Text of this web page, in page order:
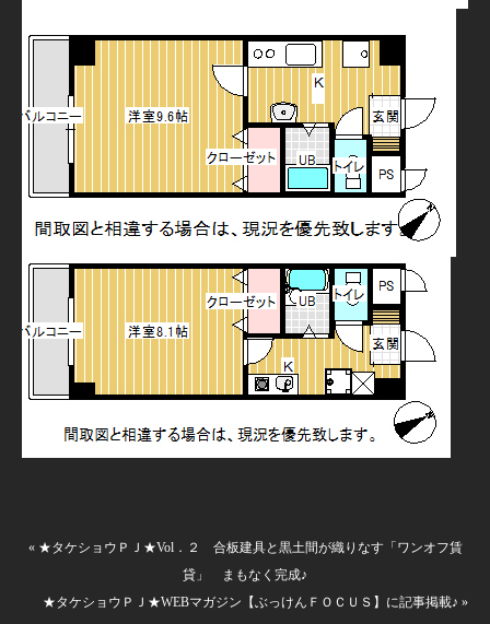
« ★タケショウＰＪ★Vol．２ 合板建具と黒土間が織りなす「ワンオフ賃
貸」 まもなく完成♪
★タケショウＰＪ★WEBマガジン【ぶっけんＦＯＣＵＳ】に記事掲載♪ »